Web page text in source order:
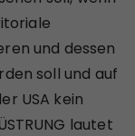
und dessen
soll und auf
USA kein
lautet